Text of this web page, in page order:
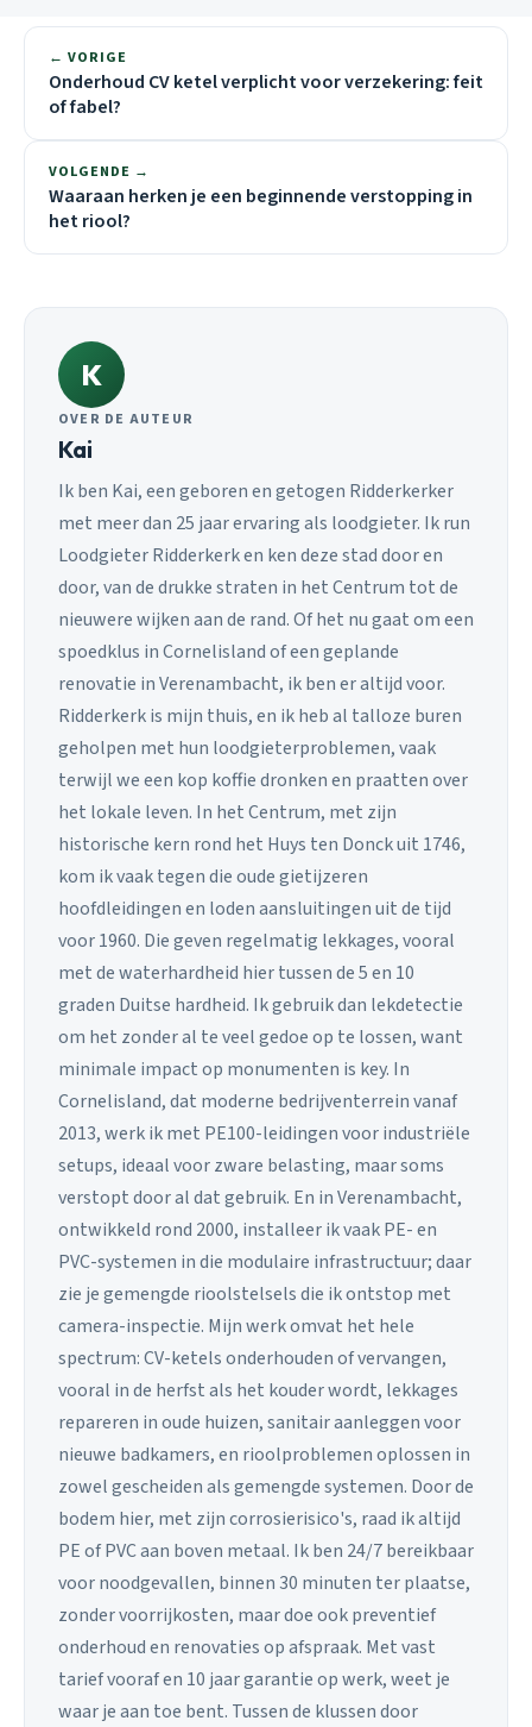
← VORIGE
Onderhoud CV ketel verplicht voor verzekering: feit
of fabel?
VOLGENDE →
Waaraan herken je een beginnende verstopping in
het riool?
K
OVER DE AUTEUR
Kai
Ik ben Kai, een geboren en getogen Ridderkerker
met meer dan 25 jaar ervaring als loodgieter. Ik run
Loodgieter Ridderkerk en ken deze stad door en
door, van de drukke straten in het Centrum tot de
nieuwere wijken aan de rand. Of het nu gaat om een
spoedklus in Cornelisland of een geplande
renovatie in Verenambacht, ik ben er altijd voor.
Ridderkerk is mijn thuis, en ik heb al talloze buren
geholpen met hun loodgieterproblemen, vaak
terwijl we een kop koffie dronken en praatten over
het lokale leven. In het Centrum, met zijn
historische kern rond het Huys ten Donck uit 1746,
kom ik vaak tegen die oude gietijzeren
hoofdleidingen en loden aansluitingen uit de tijd
voor 1960. Die geven regelmatig lekkages, vooral
met de waterhardheid hier tussen de 5 en 10
graden Duitse hardheid. Ik gebruik dan lekdetectie
om het zonder al te veel gedoe op te lossen, want
minimale impact op monumenten is key. In
Cornelisland, dat moderne bedrijventerrein vanaf
2013, werk ik met PE100-leidingen voor industriële
setups, ideaal voor zware belasting, maar soms
verstopt door al dat gebruik. En in Verenambacht,
ontwikkeld rond 2000, installeer ik vaak PE- en
PVC-systemen in die modulaire infrastructuur; daar
zie je gemengde rioolstelsels die ik ontstop met
camera-inspectie. Mijn werk omvat het hele
spectrum: CV-ketels onderhouden of vervangen,
vooral in de herfst als het kouder wordt, lekkages
repareren in oude huizen, sanitair aanleggen voor
nieuwe badkamers, en rioolproblemen oplossen in
zowel gescheiden als gemengde systemen. Door de
bodem hier, met zijn corrosierisico's, raad ik altijd
PE of PVC aan boven metaal. Ik ben 24/7 bereikbaar
voor noodgevallen, binnen 30 minuten ter plaatse,
zonder voorrijkosten, maar doe ook preventief
onderhoud en renovaties op afspraak. Met vast
tarief vooraf en 10 jaar garantie op werk, weet je
waar je aan toe bent. Tussen de klussen door